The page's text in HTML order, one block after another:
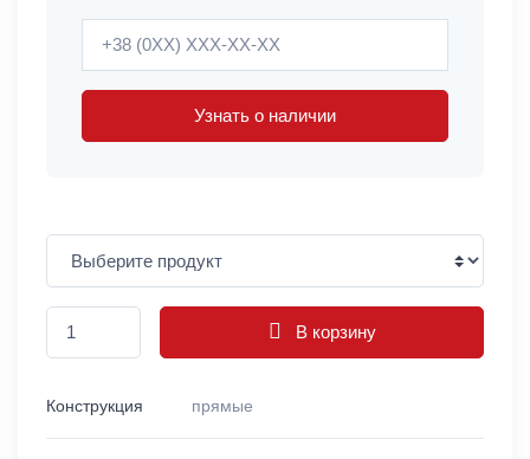
Узнать о наличии
В корзину
Конструкция прямые